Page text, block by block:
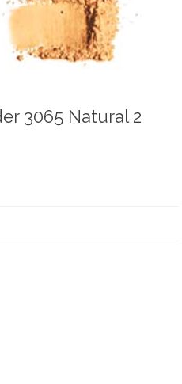
3065 Natural 2